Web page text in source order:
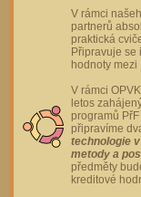
V rámci
partnerů
praktická
Připravuje se
hodnoty mezi
V rámci
letos
programů
připravíme
technologie
metody a
předměty
kreditové